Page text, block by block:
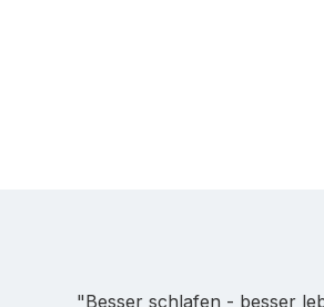
"Besser schlafen - besser